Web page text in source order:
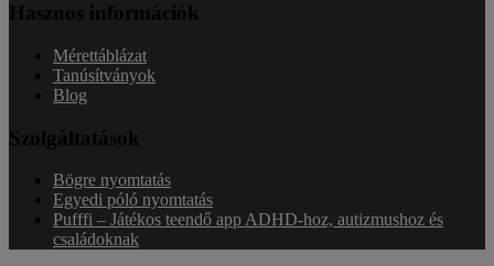
Hasznos információk
Mérettáblázat
Tanúsítványok
Blog
Szolgáltatások
Bögre nyomtatás
Egyedi póló nyomtatás
Pufffi – Játékos teendő app ADHD-hoz, autizmushoz és
családoknak